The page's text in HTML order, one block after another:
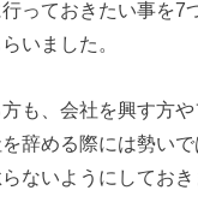
っておきたい事を7
いました。
も、会社を興す方
辞める際には勢い
ないようにしておき